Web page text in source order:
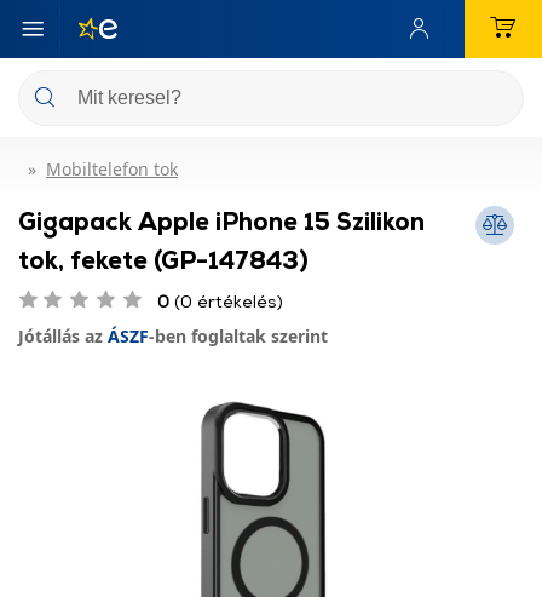
Mobiltelefon tok
Gigapack Apple iPhone 15 Szilikon
tok, fekete (GP-147843)
0 (0 értékelés)
Jótállás az ÁSZF-ben foglaltak szerint